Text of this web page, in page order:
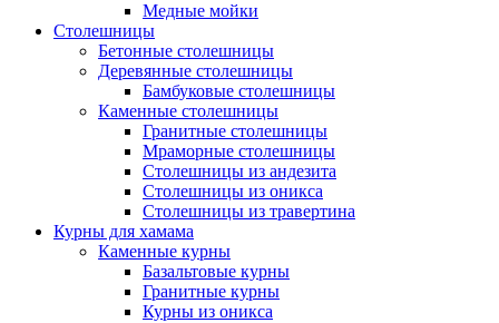
Медные мойки
Столешницы
Бетонные столешницы
Деревянные столешницы
Бамбуковые столешницы
Каменные столешницы
Гранитные столешницы
Мраморные столешницы
Столешницы из андезита
Столешницы из оникса
Столешницы из травертина
Курны для хамама
Каменные курны
Базальтовые курны
Гранитные курны
Курны из оникса